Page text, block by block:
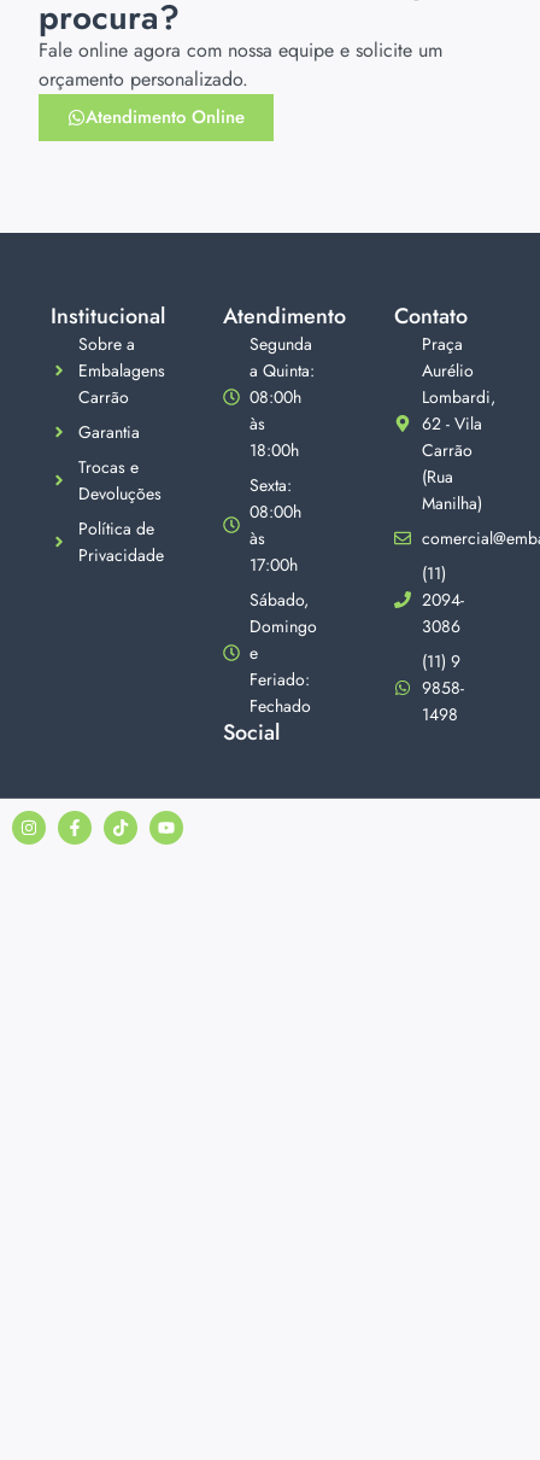
procura?
Fale online agora com nossa equipe e solicite um
orçamento personalizado.
Atendimento Online
Institucional
Sobre a
Embalagens
Carrão
Garantia
Trocas e
Devoluções
Política de
Privacidade
Atendimento
Segunda
a Quinta:
08:00h
às
18:00h
Sexta:
08:00h
às
17:00h
Sábado,
Domingo
e
Feriado:
Fechado
Social
Contato
Praça
Aurélio
Lombardi,
62 - Vila
Carrão
(Rua
Manilha)
(11)
2094-
3086
(11) 9
9858-
1498